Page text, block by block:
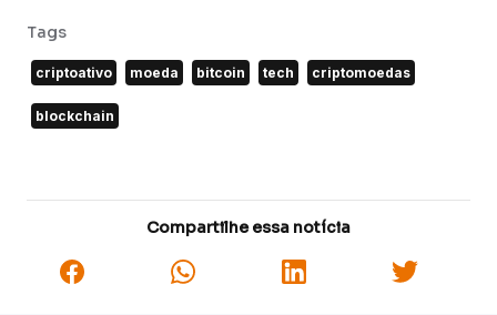
Tags
criptoativo moeda bitcoin tech criptomoedas
blockchain
Compartilhe essa notícia